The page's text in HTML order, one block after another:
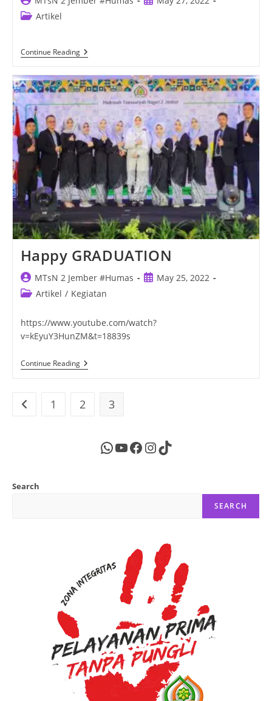
author:
PostArtikel
Continue ReadingAlbum
Kenangan
Siswi
Happy GRADUATION
Post
author:
MTsN 2 Jember #Humas
PostMay 25, 2022
PostArtikel / Kegiatan
https://www.youtube.com/watch?
v=kEyuY3HunZM&t=18839s
Continue ReadingHappy
GRADUATION
Go to the previous page
1 2 3
WhatsApp
YouTube
Facebook
Instagram
TikTok
Search
SEARCH